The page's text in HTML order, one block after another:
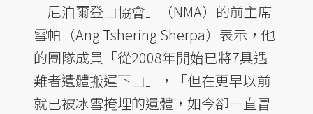
「尼泊爾登山協會」（NMA）的前主席
雪帕（Ang Tshering Sherpa）表示，他
的團隊成員「從2008年開始已將7具遇
難者遺體搬運下山」，「但在更早以前
就已被冰雪掩埋的遺體，如今卻一直冒